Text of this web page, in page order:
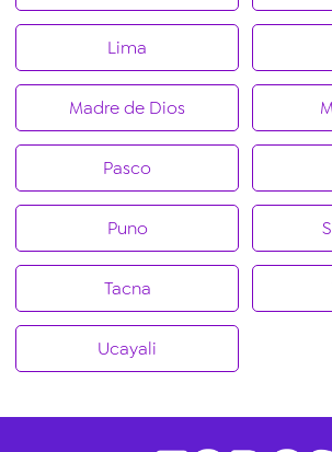
Lima
Madre de Dios
Pasco
Puno
Tacna
Ucayali